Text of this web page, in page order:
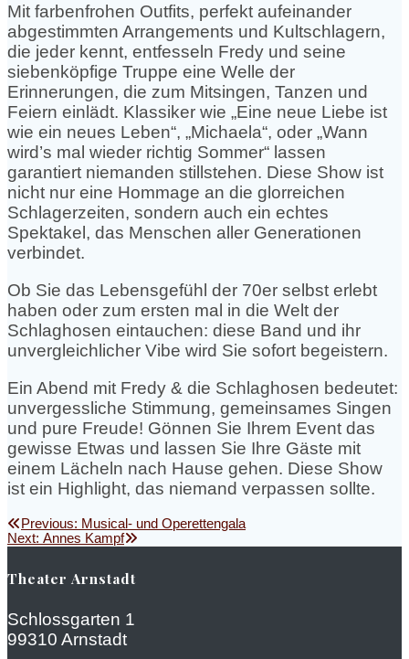
Mit farbenfrohen Outfits, perfekt aufeinander
abgestimmten Arrangements und Kultschlagern,
die jeder kennt, entfesseln Fredy und seine
siebenköpfige Truppe eine Welle der
Erinnerungen, die zum Mitsingen, Tanzen und
Feiern einlädt. Klassiker wie „Eine neue Liebe ist
wie ein neues Leben“, „Michaela“, oder „Wann
wird’s mal wieder richtig Sommer“ lassen
garantiert niemanden stillstehen. Diese Show ist
nicht nur eine Hommage an die glorreichen
Schlagerzeiten, sondern auch ein echtes
Spektakel, das Menschen aller Generationen
verbindet.
Ob Sie das Lebensgefühl der 70er selbst erlebt
haben oder zum ersten mal in die Welt der
Schlaghosen eintauchen: diese Band und ihr
unvergleichlicher Vibe wird Sie sofort begeistern.
Ein Abend mit Fredy & die Schlaghosen bedeutet:
unvergessliche Stimmung, gemeinsames Singen
und pure Freude! Gönnen Sie Ihrem Event das
gewisse Etwas und lassen Sie Ihre Gäste mit
einem Lächeln nach Hause gehen. Diese Show
ist ein Highlight, das niemand verpassen sollte.
Beitragsnavigation
Previous: Previous
post:
Musical- und Operettengala
Next: Next
Annes Kampf
Theater Arnstadt
Schlossgarten 1
99310 Arnstadt